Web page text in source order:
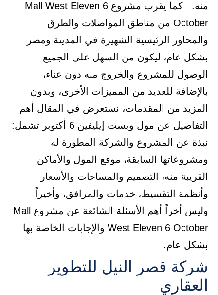
منه. كما يقرب مشروع Mall West Eleven 6
October من مناطق المواصلات والطرق
والمحاور الرئيسية الشهيرة في المدينة ومصر
بشكل عام، ليكون من السهل على الجميع
الوصول للمشروع والخروج منه دون عناء،
بالإضافة للعديد من المميزات الأخرى، وبدون
المزيد من المقدمات، نستعرض في المقال أهم
التفاصيل عن مول ويست إيليفين 6 أكتوبر تشمل:
نبذة عن المشروع والشركة المطورة له
ومشروعاتها السابقة، موقع المول والأماكن
القريبة منه، التصميم والمساحات والأسعار
وأنظمة التقسيط، خدمات والمرافق، وأخيراً
وليس أخراً أهم الأسئلة الشائعة عن مشروع Mall
West Eleven 6 October والإجابات الخاصة بها
بشكل عام.
شركة قصر النيل للتطوير
العقاري